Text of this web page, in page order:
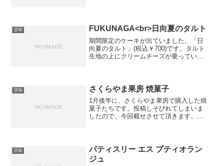
作るお菓子を指すそうです...
甘味 FUKUNAGA<br>日向夏のタルト
期間限定のケーキが出ていました。「日
向夏のタルト」(税込￥700)です。タルト
生地の上にクリームチーズが乗ってい
の時期にぴったりだと...
甘味 さくらやま果房 焼菓子
1月後半に、さくらやま果房で購入した焼
菓子たちです。投稿しそびれてしまいま
したので、今回載せさせて頂きます。黒
の爽やかな風味で、ふわっ...
甘味
パティスリー エス プティオラン
ジュ